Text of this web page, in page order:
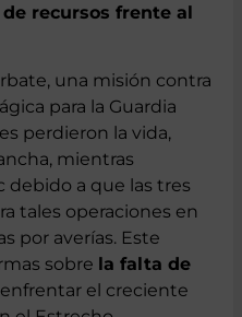
en un contexto
recursos frente al
una misión contra
para la Guardia
perdieron la vida,
mientras
debido a que las tres
tales operaciones en
por averías. Este
sobrela falta de